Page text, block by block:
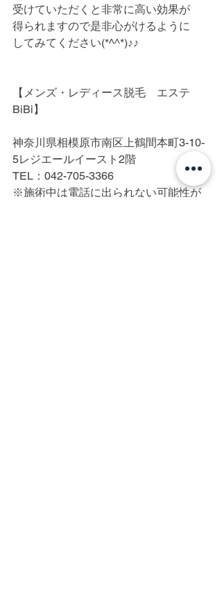
受けていただくと非常に高い効果が
得られますので是非心がけるように
してみてください(*^^*)♪♪
【メンズ・レディース脱毛　エステ
BiBi】
神奈川県相模原市南区上鶴間本町3-10-
5レジエールイースト2階
TEL：042-705-3366
※施術中は電話に出られない可能性が